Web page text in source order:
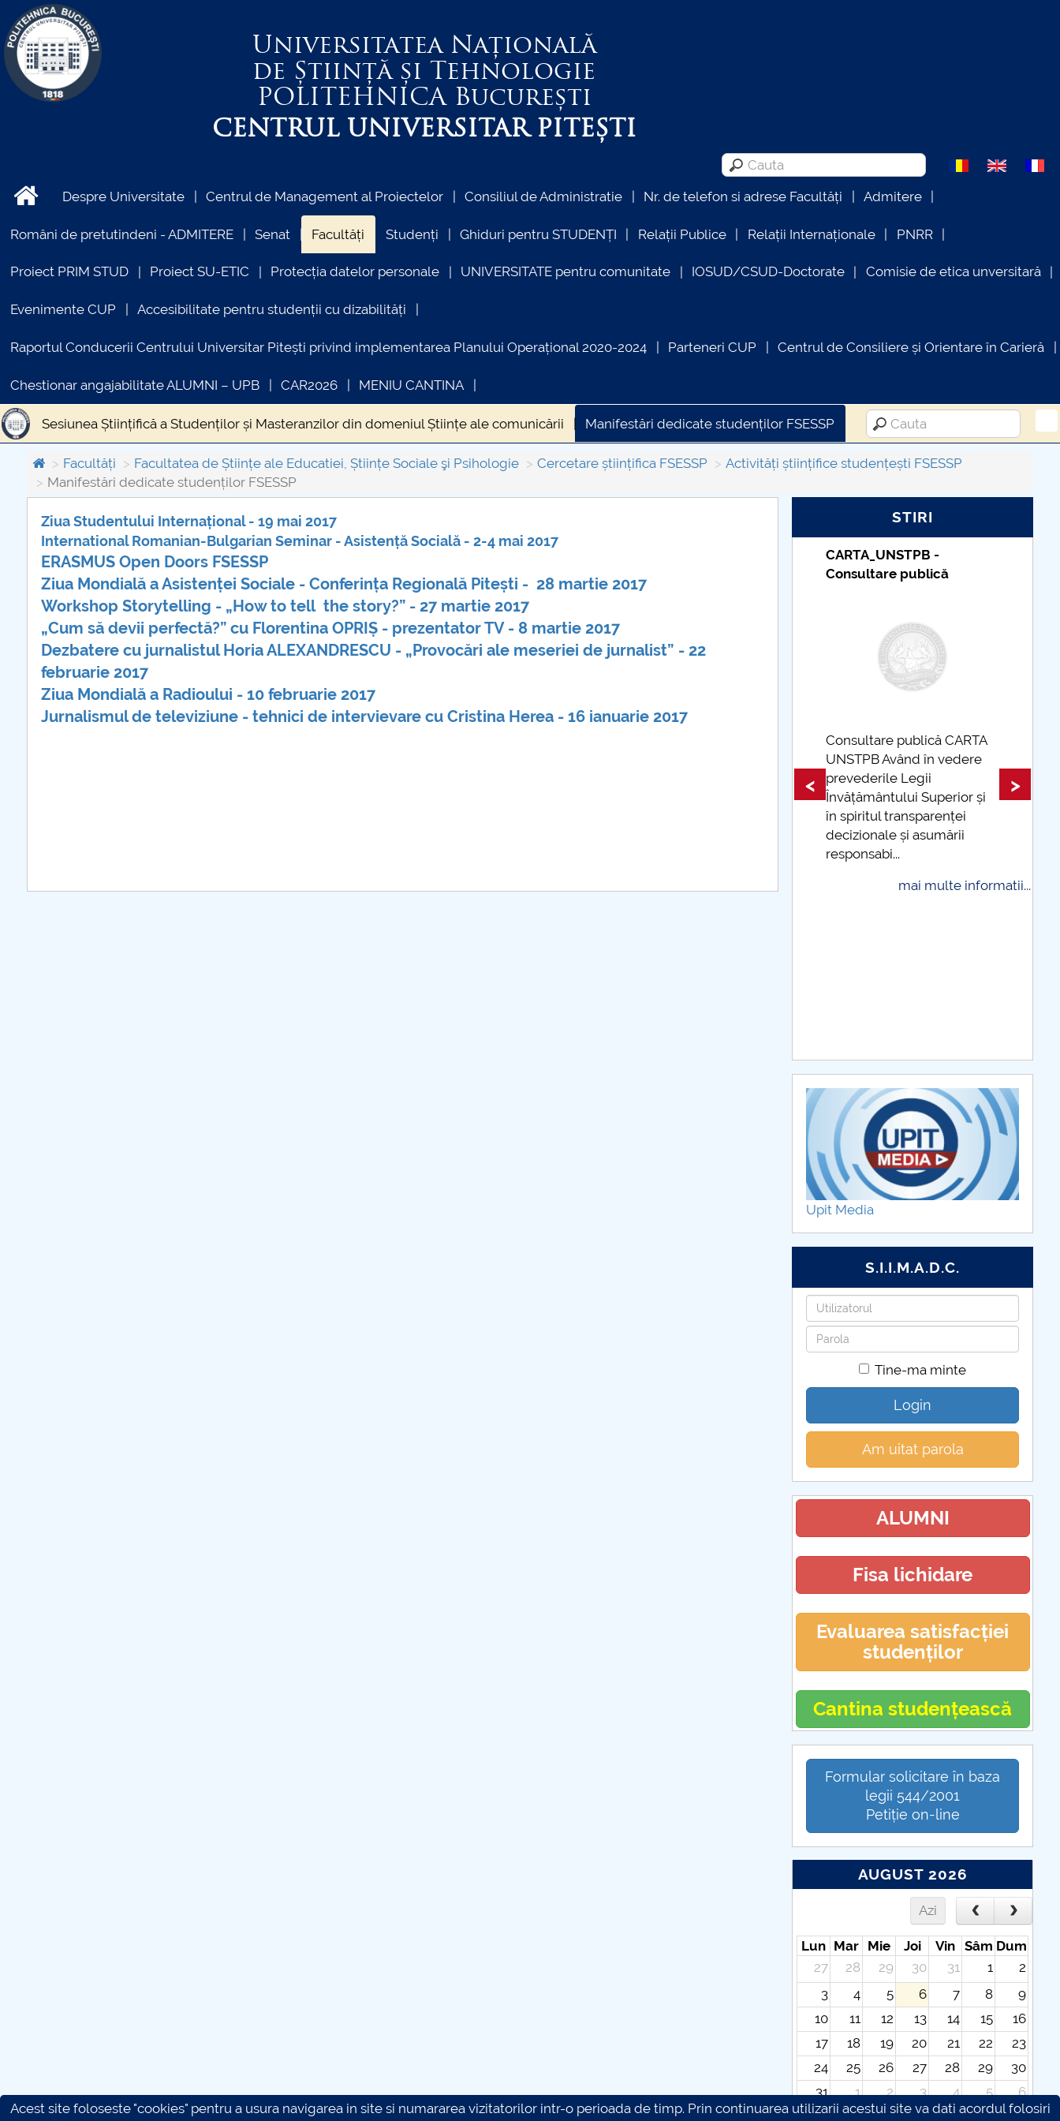
Universitatea Națională
de Știință și Tehnologie
POLITEHNICABucurești
CENTRUL UNIVERSITAR PITEȘTI
Despre Universitate Centrul de Management al Proiectelor Consiliul de Administratie Nr. de telefon si adrese Facultăți Admitere
Români de pretutindeni - ADMITERE Senat Facultăți Studenți Ghiduri pentru STUDENȚI Relații Publice Relații Internaționale PNRR
Proiect PRIM STUD Proiect SU-ETIC Protecția datelor personale UNIVERSITATE pentru comunitate IOSUD/CSUD-Doctorate Comisie de etica unversitară
Evenimente CUP Accesibilitate pentru studenții cu dizabilități
Raportul Conducerii Centrului Universitar Pitești privind implementarea Planului Operațional 2020-2024 Parteneri CUP Centrul de Consiliere și Orientare în Carieră
Chestionar angajabilitate ALUMNI – UPB CAR2026 MENIU CANTINA
Sesiunea Științifică a Studenților și Masteranzilor din domeniul Științe ale comunicării Manifestări dedicate studenților FSESSP
Facultăți Facultatea de Științe ale Educatiei, Științe Sociale şi Psihologie Cercetare științifica FSESSP
Activități științifice studențești FSESSP
Manifestări dedicate studenților FSESSP
Ziua Studentului Internațional - 19 mai 2017
International Romanian-Bulgarian Seminar - Asistență Socială - 2-4 mai 2017
ERASMUS Open Doors FSESSP
Ziua Mondială a Asistenței Sociale - Conferința Regională Pitești - 28 martie 2017
Workshop Storytelling - „How to tell the story?” - 27 martie 2017
„Cum să devii perfectă?” cu Florentina OPRIȘ - prezentator TV - 8 martie 2017
Dezbatere cu jurnalistul Horia ALEXANDRESCU - „Provocări ale meseriei de jurnalist” - 22
februarie 2017
Ziua Mondială a Radioului - 10 februarie 2017
Jurnalismul de televiziune - tehnici de intervievare cu Cristina Herea - 16 ianuarie 2017
STIRI
COMUNICAT DE PRESA
PRIMSTUD 26.03.2026
INFORMATII ACTE STUDII
Taxe de școlarizare
indexate – Centrul
Taxe de școlarizare
indexate Taxele se pot plăti
și cu cardul
mai multe informatii...
< >
Upit Media
S.I.I.M.A.D.C.
Utilizatorul
Parola
Tine-ma minte
Login
Am uitat parola
ALUMNI
Fisa lichidare
Evaluarea satisfacției
studenților
Cantina studențească
Formular solicitare în baza
legii 544/2001
Petiție on-line
AUGUST 2026
Azi
Lun Mar Mie Joi Vin Sâm Dum
27
28 29 30 31 1
2
3
4 5 6 7 8
9
10
11 12 13 14 15
16
17
18 19 20 21 22
23
24
25 26 27 28 29
30
31
1 2 3 4 5
6
Acest site foloseste "cookies" pentru a usura navigarea in site si numararea vizitatorilor intr-o perioada de timp. Prin continuarea utilizarii acestui site va dati acordul folosiri